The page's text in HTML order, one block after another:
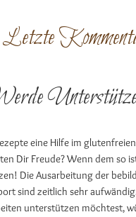
Letzte
eine Hilfe im
Dir Freude? Wenn dem so
Die Ausarbeitung der
sind zeitlich sehr
unterstützen möchtest,